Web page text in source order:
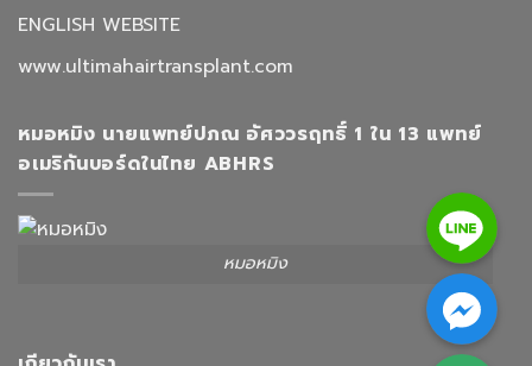
ENGLISH WEBSITE
www.ultimahairtransplant.com
หมอหมิง นายแพทย์ปภณ อัศววรฤทธิ์ 1 ใน 13 แพทย์
อเมริกันบอร์ดในไทย ABHRS
หมอหมิง
Line
Facebook Messenger
Google Map